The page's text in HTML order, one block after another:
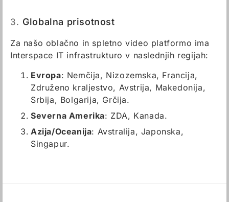
3. Globalna prisotnost
Za našo oblačno in spletno video platformo ima
Interspace IT infrastrukturo v naslednjih regijah:
Evropa: Nemčija, Nizozemska, Francija,
Združeno kraljestvo, Avstrija, Makedonija,
Srbija, Bolgarija, Grčija.
Severna Amerika: ZDA, Kanada.
Azija/Oceanija: Avstralija, Japonska,
Singapur.